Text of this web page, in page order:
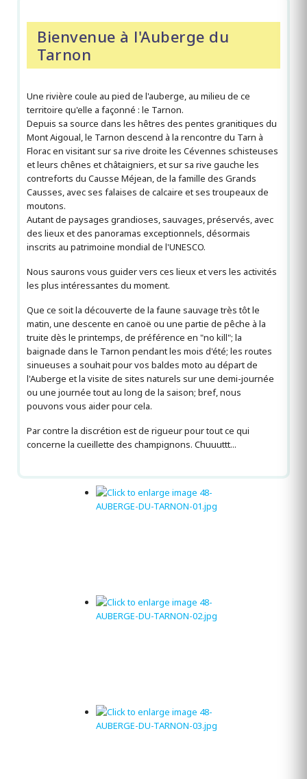
Bienvenue à l'Auberge du
Tarnon
Une rivière coule au pied de l'auberge, au milieu de ce
territoire qu'elle a façonné : le Tarnon.
Depuis sa source dans les hêtres des pentes granitiques du
Mont Aigoual, le Tarnon descend à la rencontre du Tarn à
Florac en visitant sur sa rive droite les Cévennes schisteuses
et leurs chênes et châtaigniers, et sur sa rive gauche les
contreforts du Causse Méjean, de la famille des Grands
Causses, avec ses falaises de calcaire et ses troupeaux de
moutons.
Autant de paysages grandioses, sauvages, préservés, avec
des lieux et des panoramas exceptionnels, désormais
inscrits au patrimoine mondial de l'UNESCO.
Nous saurons vous guider vers ces lieux et vers les activités
les plus intéressantes du moment.
Que ce soit la découverte de la faune sauvage très tôt le
matin, une descente en canoë ou une partie de pêche à la
truite dès le printemps, de préférence en "no kill"; la
baignade dans le Tarnon pendant les mois d'été; les routes
sinueuses a souhait pour vos baldes moto au départ de
l'Auberge et la visite de sites naturels sur une demi-journée
ou une journée tout au long de la saison; bref, nous
pouvons vous aider pour cela.
Par contre la discrétion est de rigueur pour tout ce qui
concerne la cueillette des champignons. Chuuuttt...